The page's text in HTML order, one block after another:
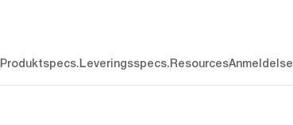
Produktspecs.Leveringsspecs.Resources